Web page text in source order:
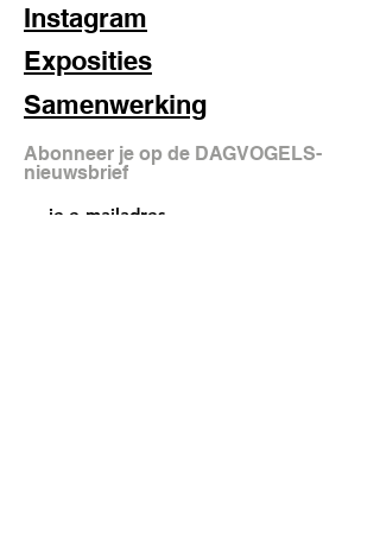
Instagram
Exposities
Samenwerking
Abonneer je op de DAGVOGELS-
nieuwsbrief